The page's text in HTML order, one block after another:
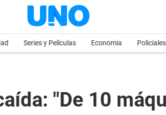
Series y Películas Economia Policiales
"De 10